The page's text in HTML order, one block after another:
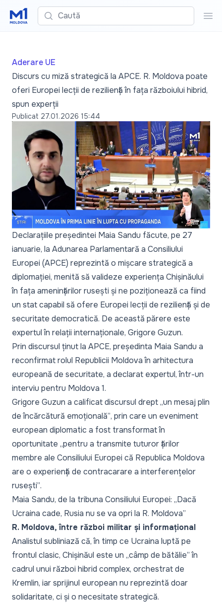
Caută
Aderare UE
Discurs cu miză strategică la APCE. R. Moldova poate
oferi Europei lecții de reziliență în fața războiului hibrid,
spun experții
Publicat 27.01.2026 15:44
Declarațiile președintei Maia Sandu făcute, pe 27
ianuarie, la Adunarea Parlamentară a Consiliului
Europei (APCE) reprezintă o mișcare strategică a
diplomației, menită să valideze experiența Chișinăului
în fața amenințărilor rusești și ne poziționează ca fiind
un stat capabil să ofere Europei lecții de reziliență și de
securitate democratică. De această părere este
expertul în relații internaționale, Grigore Guzun.
Prin discursul ținut la APCE, președinta Maia Sandu a
reconfirmat rolul Republicii Moldova în arhitectura
europeană de securitate, a declarat expertul, într-un
interviu pentru Moldova 1.
Grigore Guzun a calificat discursul drept„un mesaj plin
de încărcătură emoțională”, prin care un eveniment
european diplomatic a fost transformat în
oportunitate „pentru a transmite tuturor țărilor
membre ale Consiliului Europei că Republica Moldova
are o experiență de contracarare a interferențelor
rusești”.
Maia Sandu, de la tribuna Consiliului Europei: „Dacă
Ucraina cade, Rusia nu se va opri la R. Moldova”
R. Moldova, între război militar și informațional
Analistul subliniază că, în timp ce Ucraina luptă pe
frontul clasic, Chișinăul este un „câmp de bătălie” în
cadrul unui război hibrid complex, orchestrat de
Kremlin, iar sprijinul european nu reprezintă doar
solidaritate, ci și o necesitate strategică.